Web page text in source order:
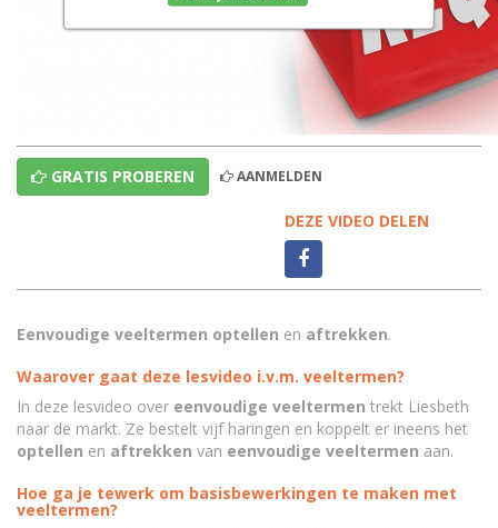
GRATIS PROBEREN AANMELDEN
DEZE VIDEO DELEN
Eenvoudige veeltermen optellen en aftrekken.
Waarover gaat deze lesvideo i.v.m. veeltermen?
In deze lesvideo over eenvoudige veeltermen trekt Liesbeth
naar de markt. Ze bestelt vijf haringen en koppelt er ineens het
optellen en aftrekken van eenvoudige veeltermen aan.
Hoe ga je tewerk om basisbewerkingen te maken met
veeltermen?